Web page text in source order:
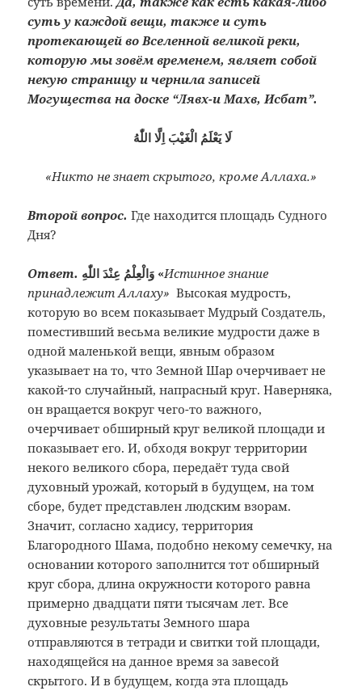
суть у каждой вещи, также и суть
протекающей во Вселенной великой реки,
которую мы зовём временем, являет собой
некую страницу и чернила записей
Могущества на доске “Лявх-и Махв, Исбат”.
لَا يَعْلَمُ الْغَيْبَ اِلَّا اللّٰهُ
«Никто не знает скрытого, кроме Аллаха.»
Второй вопрос. Где находится площадь Судного
Дня?
Ответ. وَالْعِلْمُ عِنْدَ اللّٰهِ «Истинное знание
принадлежит Аллаху» Высокая мудрость,
которую во всем показывает Мудрый Создатель,
поместивший весьма великие мудрости даже в
одной маленькой вещи, явным образом
указывает на то, что Земной Шар очерчивает не
какой-то случайный, напрасный круг. Наверняка,
он вращается вокруг чего-то важного,
очерчивает обширный круг великой площади и
показывает его. И, обходя вокруг территории
некого великого сбора, передаёт туда свой
духовный урожай, который в будущем, на том
сборе, будет представлен людским взорам.
Значит, согласно хадису, территория
Благородного Шама, подобно некому семечку, на
основании которого заполнится тот обширный
круг сбора, длина окружности которого равна
примерно двадцати пяти тысячам лет. Все
духовные результаты Земного шара
отправляются в тетради и свитки той площади,
находящейся на данное время за завесой
скрытого. И в будущем, когда эта площадь